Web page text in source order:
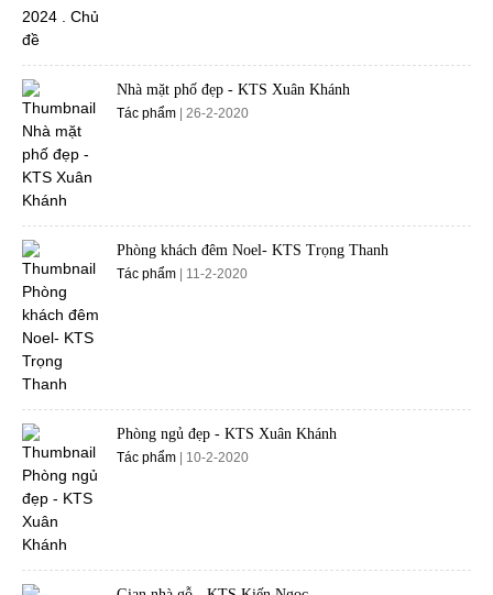
Nhà mặt phố đẹp - KTS Xuân Khánh
Tác phẩm | 26-2-2020
Phòng khách đêm Noel- KTS Trọng Thanh
Tác phẩm | 11-2-2020
Phòng ngủ đẹp - KTS Xuân Khánh
Tác phẩm | 10-2-2020